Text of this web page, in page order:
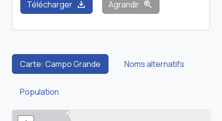
Carte: Campo Grande
+